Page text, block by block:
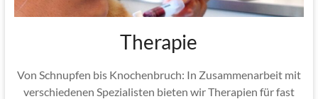
Therapie
Von Schnupfen bis Knochenbruch: In Zusammenarbeit mit
verschiedenen Spezialisten bieten wir Therapien für fast